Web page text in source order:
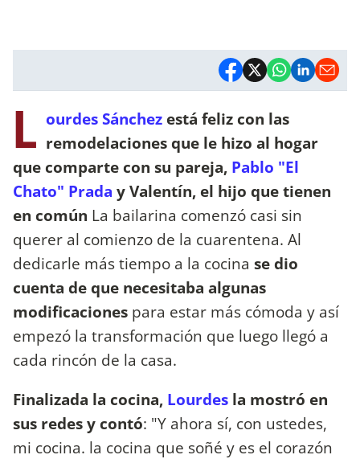
L ourdes Sánchez está feliz con las
remodelaciones que le hizo al hogar
que comparte con su pareja, Pablo "El
Chato" Prada y Valentín, el hijo que tienen
en común La bailarina comenzó casi sin
querer al comienzo de la cuarentena. Al
dedicarle más tiempo a la cocina se dio
cuenta de que necesitaba algunas
modificaciones para estar más cómoda y así
empezó la transformación que luego llegó a
cada rincón de la casa.
Finalizada la cocina, Lourdes la mostró en
sus redes y contó: "Y ahora sí, con ustedes,
mi cocina. la cocina que soñé y es el corazón